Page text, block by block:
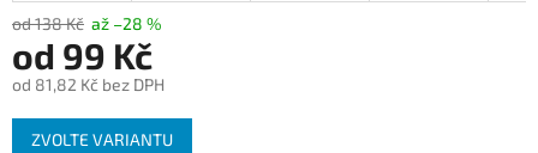
od 138 Kč až –28 %
od 99 Kč
od 81,82 Kč bez DPH
Měrná
cena:
ZVOLTE VARIANTU